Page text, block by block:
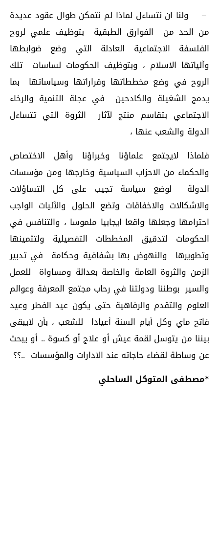
– ولنا ان نتساءل لماذا لم نتمكن طوال عقود عديدة
من الحد من الفوارق الطبقية بتوظيف علمي لروح
الفلسفة الاجتماعية العادلة التي وضع ضوابطها
وآلياتها الاسلام ، وبتوظيف الحكومات لساسات تلك
الروح في وضع مخططاتها وقراراتها وسياساتها بما
يدمج الشغيلة والكادحين في عجلة التنمية والرخاء
الاجتماعي بتقاسم منتج لآثار الثروة التي تتساءل
الدولة والشعب عنها ،
فلماذا لايجتمع علماؤنا وخبراؤنا وأهل الاختصاص
والحكماء من الاحزاب السياسية وخارجها ومن مؤسسات
الدولة لوضع سياسة تجيب على كل التساؤلات
والاشكالات والاخفاقات وتضع الحلول والآليات الواجب
احترامها وجعلها واقعا ايجابيا ملموسا ، والتنافس في
الحكومات لتدقيق المخططات التفصيلية ولتثمينها
وتطويرها والنهوض بها بشفافية وحكامة في تدبير
الزمن والثروة العامة والخاصة بعدالة ومساواة للعمل
والسير بوطننا ودولتنا في رحاب مجتمع المعرفة وعوالم
العلوم والتقدم والرفاهية حتى يكون عيد الفطر وعيد
فاتح ماي وكل أيام السنة أعيادا للشعب ، بأن لايبقى
بيننا من يتوسل لقمة عيش أو علاج أو كسوة .. أو يبحث
عن وساطة لقضاء حاجاته عند الادارات والمؤسسات ..؟؟
*مصطفى المتوكل الساحلي